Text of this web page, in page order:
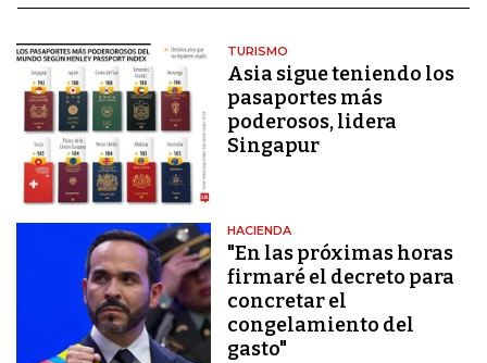
TURISMO
Asia sigue teniendo los
pasaportes más
poderosos, lidera
Singapur
HACIENDA
"En las próximas horas
firmaré el decreto para
concretar el
congelamiento del
gasto"